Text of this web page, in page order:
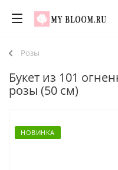
Розы
Букет из 101
розы (50 см)
НОВИНКА